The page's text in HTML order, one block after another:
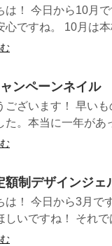
は！ 今日から10月
心ですね。 10月は
ンペーンネイル
ございます！ 早い
た。本当に一年があ
制デザインジェ
は！ 今日から3月で
しいですね！ それ